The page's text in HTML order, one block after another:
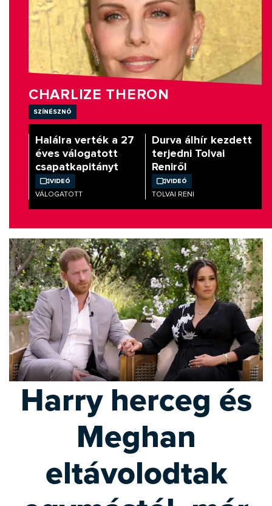
CHARLIZE THERON
színésznő
Halálra verték a 27
éves válogatott
csapatkapitányt
Videó
VÁLOGATOTT
Durva álhír kezdett
terjedni Tolvai
Reniről
Videó
TOLVAI RENI
Harry herceg és
Meghan
eltávolodtak